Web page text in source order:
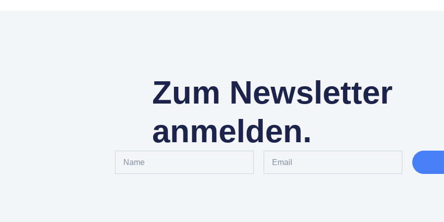
Zum Newsletter
anmelden.